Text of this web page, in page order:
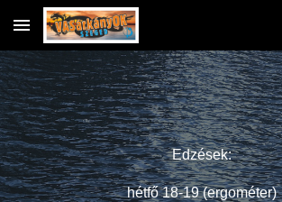
Skip to main content
Edzések:
hétfő 18-19 (ergométer)